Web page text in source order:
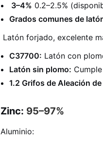
3–4% 0.2–2.5%
Grados comunes de
Latón forjado, excelente
C37700: Latón con
Latón sin plomo:
1.2 Grifos de Aleación
Zinc: 95–97%
Aluminio: